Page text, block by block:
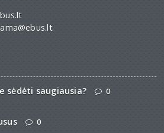
sėdėti saugiausia? 0
0